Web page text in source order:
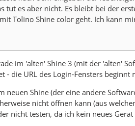
tut es aber nicht. Es bleibt bei der
Tolino Shine color geht. Ich kann
im 'alten' Shine 3 (mit der 'alten'
- die URL des Login-Fensters beginnt
neuen Shine (der eine andere
nicht öffnen kann (aus
nicht testen, da ich kein neues